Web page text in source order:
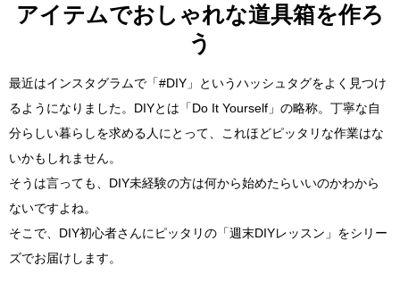
アイテムでおしゃれな道具箱を作ろ
う
最近はインスタグラムで「#DIY」というハッシュタグをよく見つけ
るようになりました。DIYとは「Do It Yourself」の略称。丁寧な自
分らしい暮らしを求める人にとって、これほどピッタリな作業はな
いかもしれません。
そうは言っても、DIY未経験の方は何から始めたらいいのかわから
ないですよね。
そこで、DIY初心者さんにピッタリの「週末DIYレッスン」をシリー
ズでお届けします。